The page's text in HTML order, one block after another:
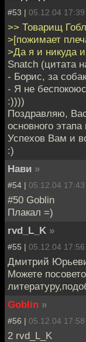
#53 | 05.12.04 17:39
>> Товарищ
>[пожимает
>Да я и никуда
Snatch (цитата
- Борис, за
- Я не
:))))
Поздравляю,
основного
Успехов Вам и
:)
Нави »
#54 | 05.12.04 17:43
#50 Goblin
Плакал =)
rvd_L_K »
#55 | 05.12.04 17:56
Дмитрий
Можете
Goblin »
#56 | 05.12.04 17:58
2 rvd_L_K